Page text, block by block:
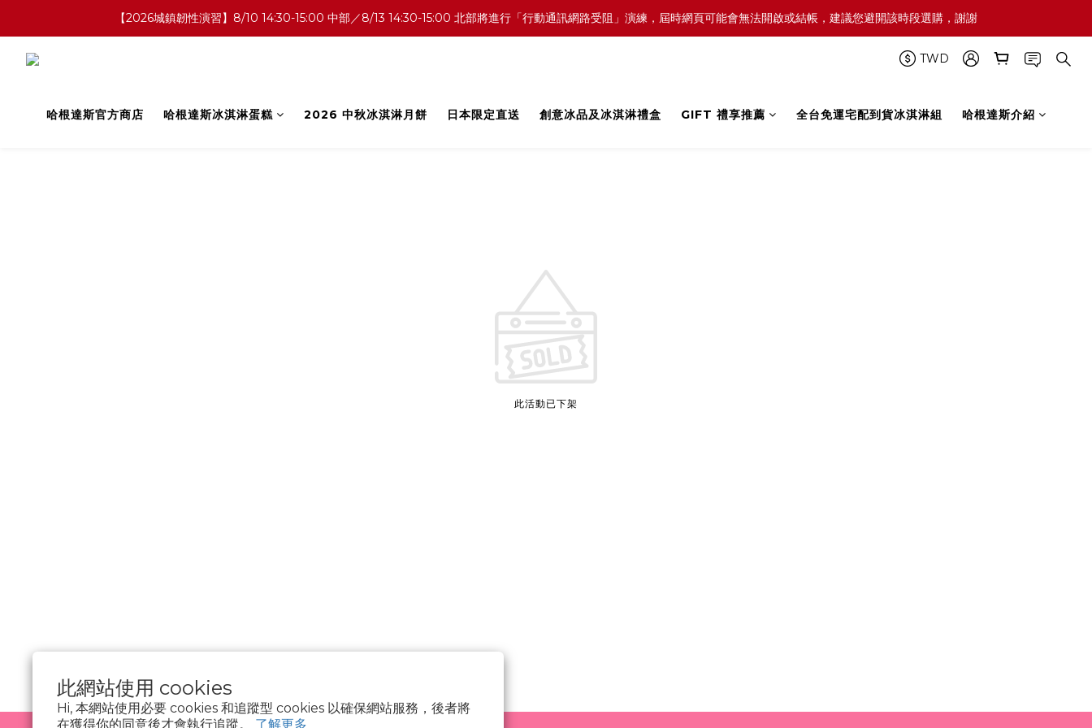
此網站使用 cookies
Hi, 本網站使用必要 cookies 和追蹤型 cookies 以確保網站服務，後者將
在獲得你的同意後才會執行追蹤。 了解更多
【2026城鎮韌性演習】8/10 14:30-15:00 中部／8/13 14:30-15:00 北部將進行「行動通訊網路受阻」演練，屆時網頁可能會無法開啟或結帳，建議您避開該時段選購，謝謝
TWD
哈根達斯官方商店 哈根達斯冰淇淋蛋糕 2026 中秋冰淇淋月餅 日本限定直送 創意冰品及冰淇淋禮盒 GIFT 禮享推薦 全台免運宅配到貨冰淇淋組 哈根達斯介紹
此活動已下架